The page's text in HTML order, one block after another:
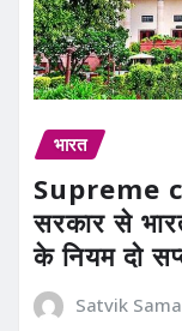
भारत
Supreme
सरकार से
के नियम दो
Satvik